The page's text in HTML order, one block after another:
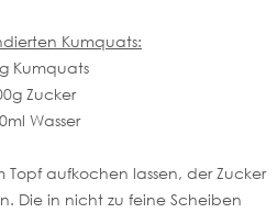
Kumquats:
Kumquats
Zucker
Wasser
Topf aufkochen lassen, der Zucker
Die in nicht zu feine Scheiben